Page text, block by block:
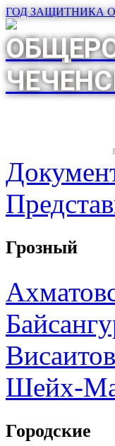
ГОД ЗАЩИТНИКА
Грозный
Шейх-
Городские